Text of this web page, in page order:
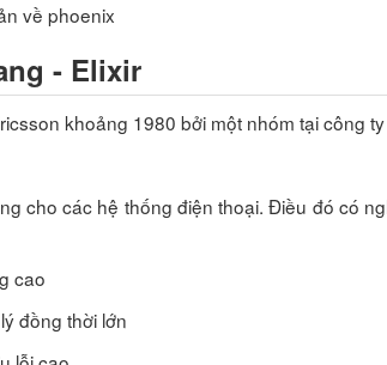
về phoenix
- Elixir
khoảng 1980 bởi một nhóm tại công
cho các hệ thống điện thoại. Điều đó có
cao
đồng thời lớn